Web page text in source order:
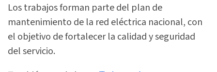
Los trabajos forman parte del plan de
mantenimiento de la red eléctrica nacional, con
el objetivo de fortalecer la calidad y seguridad
del servicio.